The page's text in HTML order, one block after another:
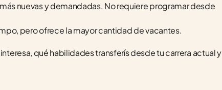
nuevas y demandadas. No requiere programar desde
pero ofrece la mayor cantidad de vacantes.
qué habilidades transferís desde tu carrera actual y